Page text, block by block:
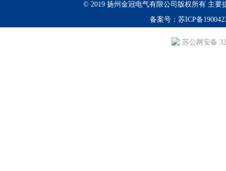
© 2019 扬州金冠电气有限公司版权所有 主要
备案号： 苏ICP备
苏公网安备